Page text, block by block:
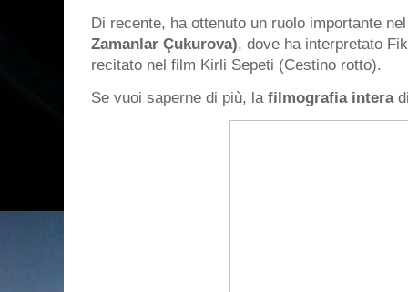
Di recente, ha ottenuto un ruolo importante
Zamanlar Çukurova), dove ha interpretato
recitato nel film Kirli Sepeti (Cestino rotto).
Se vuoi saperne di più, la filmografia intera